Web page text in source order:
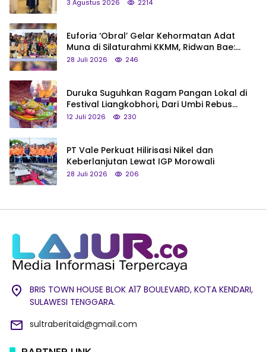
3 Agustus 2026 2214
Euforia ‘Obral’ Gelar Kehormatan Adat
Muna di Silaturahmi KKMM, Ridwan Bae:
Saya Bukan Tipe Begitu, Belum Pantas!
28 Juli 2026 246
Duruka Suguhkan Ragam Pangan Lokal di
Festival Liangkobhori, Dari Umbi Rebus
hingga Tumpeng Beras Muna
12 Juli 2026 230
PT Vale Perkuat Hilirisasi Nikel dan
Keberlanjutan Lewat IGP Morowali
28 Juli 2026 206
BRIS TOWN HOUSE BLOK A17 BOULEVARD, KOTA KENDARI,
SULAWESI TENGGARA.
sultraberitaid@gmail.com